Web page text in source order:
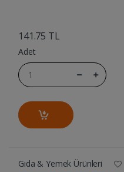
141.75 TL
Adet
Gıda & Yemek Ürünleri